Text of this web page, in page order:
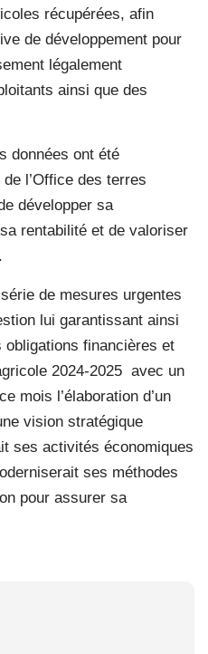
récupérées, afin
de développement pour
légalement
ainsi que des
données ont été
l’Office des terres
développer sa
rentabilité et de valoriser
de mesures urgentes
lui garantissant ainsi
financières et
2024-2025 avec un
mois l’élaboration d’un
vision stratégique
ses activités économiques
ses méthodes
pour assurer sa